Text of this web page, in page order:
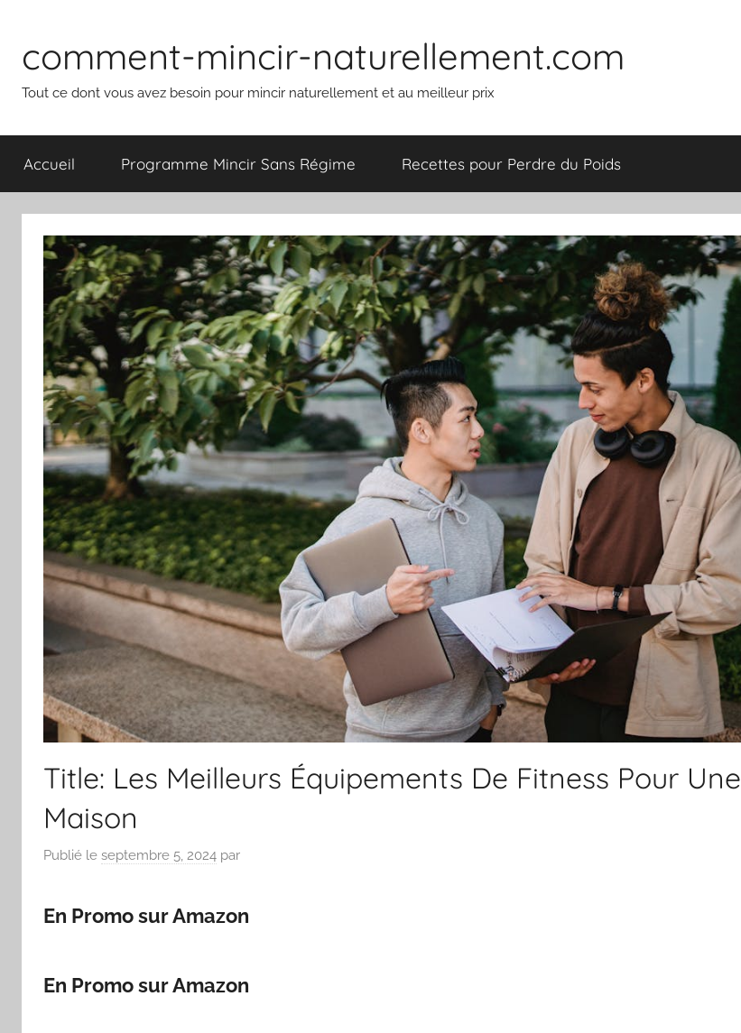
contenu
comment-mincir-naturellement.com
Tout ce dont vous avez besoin pour mincir naturellement et au meilleur prix
Accueil Programme Mincir Sans Régime Recettes pour Perdre du Poids
Title: Les Meilleurs Équipements De Fitness Pour Une
Maison
Publié le septembre 5, 2024 par
En Promo sur Amazon
En Promo sur Amazon